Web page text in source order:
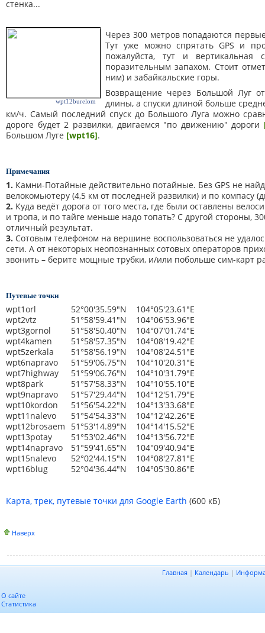
стенка...
wpt12burelom
Через 300 метров попадаются
Тут уже можно спрятать GPS и
пожалуйста, тут и
поразительным запахом. Стоит
ним) и забайкальские горы.
Возвращение через Большой Луг
длины, а спуски длиной больше
км/ч. Самый последний спуск до Большого Луга можно
дороге будет 2 развилки, двигаемся "по движению" дороги
Большом Луге [wpt16].
Примечания
1. Камни-Потайные действительно потайные. Без GPS не
велокомьютеру (4,5 км от последней развилки) и по компасу
2. Куда ведёт дорога от того места, где были оставлены
и тропа, и по тайге меньше надо топать? С другой стороны,
отличный результат.
3. Сотовым телефоном на вершине воспользоваться не
сети. А от некоторых неопознанных сотовых операторов
звонить – берите мощные трубки, и/или побольше сим-карт
Путевые точки
wpt1orl 52°00'35.59"N
104°05'23.61"E
wpt2vtz
51°58'59.41"N
104°06'53.96"E
wpt3gornol
51°58'50.40"N
104°07'01.74"E
wpt4kamen
51°58'57.35"N
104°08'19.42"E
wpt5zerkala
51°58'56.19"N
104°08'24.51"E
wpt6napravo
51°59'06.75"N
104°10'20.31"E
wpt7highway
51°59'06.76"N
104°10'31.79"E
wpt8park
51°57'58.33"N
104°10'55.10"E
wpt9napravo
51°57'29.44"N
104°12'51.79"E
wpt10kordon
51°56'54.22"N
104°13'33.68"E
wpt11nalevo
51°54'54.33"N
104°12'42.26"E
wpt12brosaem
51°53'14.89"N
104°14'15.52"E
wpt13potay
51°53'02.46"N
104°13'56.72"E
wpt14napravo
51°59'41.65"N
104°09'40.94"E
wpt15nalevo
52°02'44.15"N
104°08'27.81"E
wpt16blug
52°04'36.44"N 104°05'30.86"E
Карта, трек, путевые точки для Google Earth (600 кБ)
Наверх
Главная | Календарь |
О сайте
Статистика